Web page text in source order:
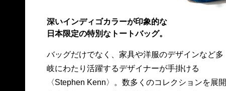
深いインディゴカラーが印象的な
日本限定の特別なトートバッグ。
バッグだけでなく、家具や洋服のデザインなど多
岐にわたり活躍するデザイナーが手掛ける
〈Stephen Kenn〉。数多くのコレクションを展開
のインディゴキャンバスとオイルドレザーは、と
ても相性がいい。持ち手を伸ばせば肩掛けもでき
る。68,000円。問ユニット＆ゲスト☎03・3710・